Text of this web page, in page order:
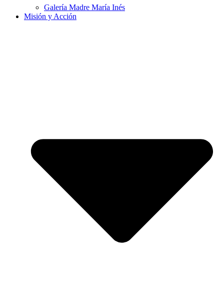
Galería Madre María Inés
Misión y Acción